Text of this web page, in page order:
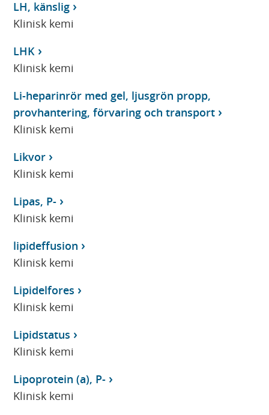
LH, känslig
Klinisk kemi
LHK
Klinisk kemi
Li-heparinrör med gel, ljusgrön propp,
provhantering, förvaring och transport
Klinisk kemi
Likvor
Klinisk kemi
Lipas, P-
Klinisk kemi
lipideffusion
Klinisk kemi
Lipidelfores
Klinisk kemi
Lipidstatus
Klinisk kemi
Lipoprotein (a), P-
Klinisk kemi